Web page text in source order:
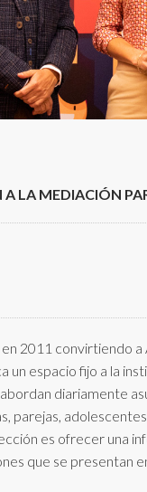
LA MEDIACIÓN
2011 convirtiendo
un espacio fijo a la
diariamente
parejas,
es ofrecer una
que se presentan